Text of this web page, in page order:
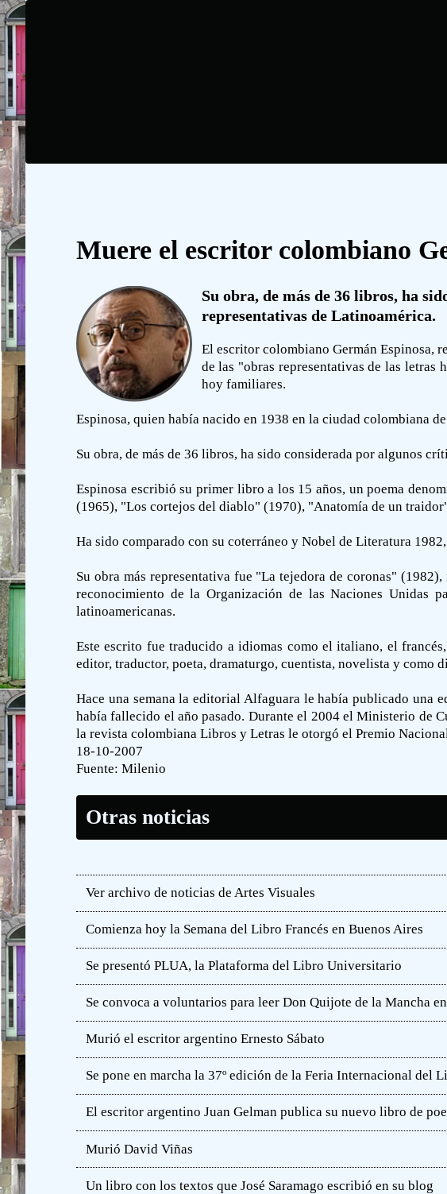
Muere el escritor colombiano
Su obra, de más de 36 libros, ha
representativas de Latinoamérica.
El escritor colombiano Germán Espinosa,
de las "obras representativas de las letras
hoy familiares.
Espinosa, quien había nacido en 1938 en la ciudad colombiana
Su obra, de más de 36 libros, ha sido considerada por algunos
Espinosa escribió su primer libro a los 15 años, un poema
(1965), "Los cortejos del diablo" (1970), "Anatomía de un
Ha sido comparado con su coterráneo y Nobel de Literatura
Su obra más representativa fue "La tejedora de coronas"
reconocimiento de la Organización de las Naciones Unidas
latinoamericanas.
Este escrito fue traducido a idiomas como el italiano, el
editor, traductor, poeta, dramaturgo, cuentista, novelista y como
Hace una semana la editorial Alfaguara le había publicado una
había fallecido el año pasado. Durante el 2004 el Ministerio de
la revista colombiana Libros y Letras le otorgó el Premio
18-10-2007
Fuente: Milenio
Otras noticias
Ver archivo de noticias de Artes Visuales
Comienza hoy la Semana del Libro Francés en Buenos Aires
Se presentó PLUA, la Plataforma del Libro Universitario
Se convoca a voluntarios para leer Don Quijote de la Mancha
Murió el escritor argentino Ernesto Sábato
Se pone en marcha la 37º edición de la Feria Internacional del
El escritor argentino Juan Gelman publica su nuevo libro de
Murió David Viñas
Un libro con los textos que José Saramago escribió en su blog